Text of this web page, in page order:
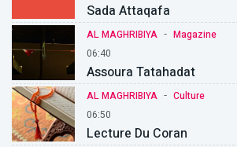
Sada Attaqafa
AL MAGHRIBIYA - Magazine
06:40
Assoura Tatahadat
AL MAGHRIBIYA - Culture
06:50
Lecture Du Coran